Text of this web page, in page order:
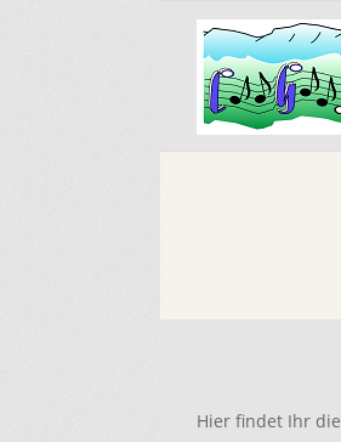
Hier findet Ihr die